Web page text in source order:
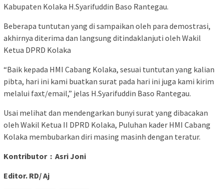
Kabupaten Kolaka H.Syarifuddin Baso Rantegau.
Beberapa tuntutan yang di sampaikan oleh para demostrasi,
akhirnya diterima dan langsung ditindaklanjuti oleh Wakil
Ketua DPRD Kolaka
“Baik kepada HMI Cabang Kolaka, sesuai tuntutan yang kalian
pibta, hari ini kami buatkan surat pada hari ini juga kami kirim
melalui faxt/email,” jelas H.Syarifuddin Baso Rantegau.
Usai melihat dan mendengarkan bunyi surat yang dibacakan
oleh Wakil Ketua II DPRD Kolaka, Puluhan kader HMI Cabang
Kolaka membubarkan diri masing masinh dengan teratur.
Kontributor : Asri Joni
Editor. RD/ Aj